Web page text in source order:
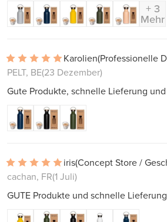
+ 3
Mehr
Karolien
PELT, BE(23 Dezember)
Gute Produkte, schnelle Lieferung
iris(Concept Store /
cachan, FR(1 Juli)
GUTE Produkte und schnelle Lieferung